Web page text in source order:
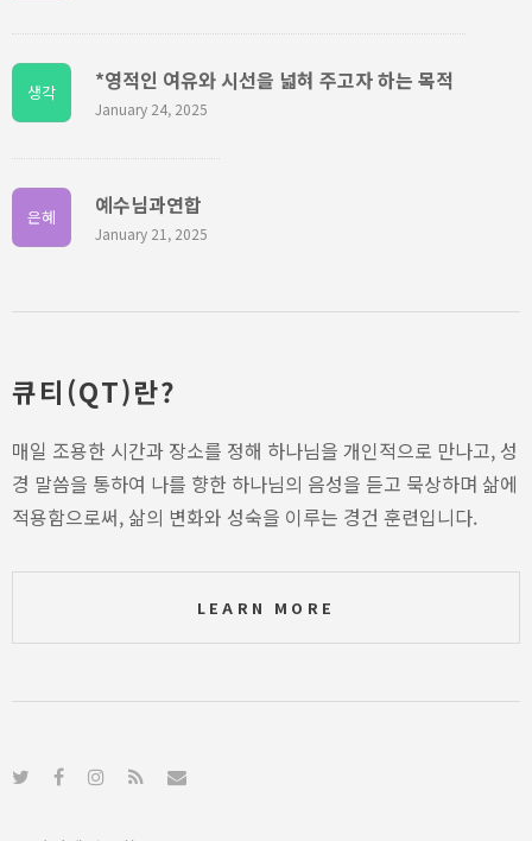
생각 *영적인 여유와 시선을 넓혀 주고자 하는 목적
January 24, 2025
은혜 예수님과연합
January 21, 2025
큐티(QT)란?
매일 조용한 시간과 장소를 정해 하나님을 개인적으로 만나고, 성
경 말씀을 통하여 나를 향한 하나님의 음성을 듣고 묵상하며 삶에
적용함으로써, 삶의 변화와 성숙을 이루는 경건 훈련입니다.
LEARN MORE